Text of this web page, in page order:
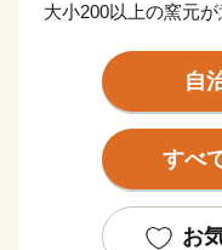
大小200以上の窯元
れた須恵器がその源
にわたり焼き物を生
の中で大きな転換点
野、織部、黄瀬戸と
流れを今に伝える「
自
すべ
お